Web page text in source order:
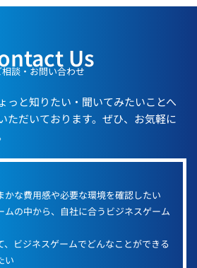
Us
談・お問い合わせ
っと知りたい・聞いてみたいことへ
ただいております。ぜひ、お気軽に
かな費用感や必要な環境を確認したい
ムの中から、自社に合うビジネスゲーム
、ビジネスゲームでどんなことができる
い